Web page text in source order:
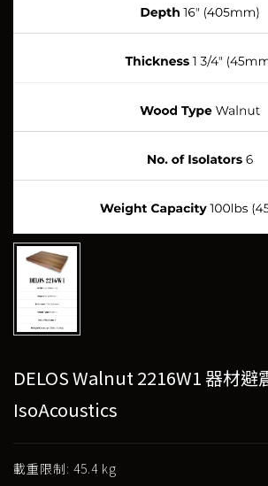
DELOS Walnut 2216W1 器材避
IsoAcoustics
載重限制: 45.4 kg